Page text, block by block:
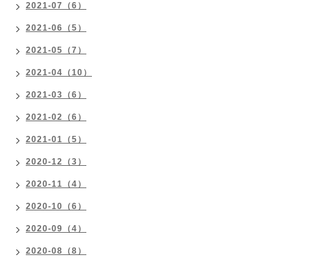
2021-07（6）
2021-06（5）
2021-05（7）
2021-04（10）
2021-03（6）
2021-02（6）
2021-01（5）
2020-12（3）
2020-11（4）
2020-10（6）
2020-09（4）
2020-08（8）